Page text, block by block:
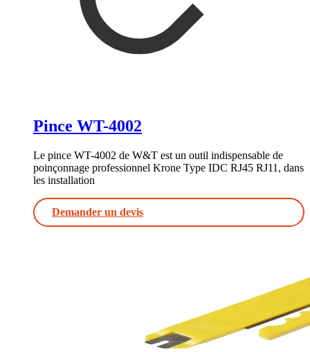
Pince WT-4002
Le pince WT-4002 de W&T est un outil indispensable de
poinçonnage professionnel Krone Type IDC RJ45 RJ11, dans
les installation
Demander un devis